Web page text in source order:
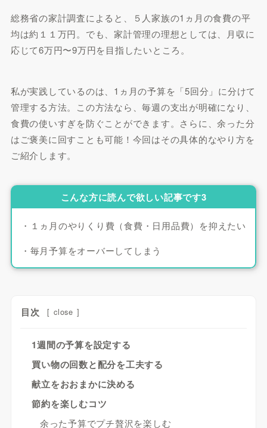
総務省の家計調査によると、５人家族の1ヵ月の食費の平
均は約１１万円。でも、家計管理の理想としては、月収に
応じて6万円〜9万円を目指したいところ。
私が実践しているのは、1ヵ月の予算を「5回分」に分けて
管理する方法。この方法なら、毎週の支出が明確になり、
食費の使いすぎを防ぐことができます。さらに、余った分
はご褒美に回すことも可能！今回はその具体的なやり方を
ご紹介します。
こんな方に読んで欲しい記事です3
・１ヵ月のやりくり費（食費・日用品費）を抑えたい
・毎月予算をオーバーしてしまう
目次 [ close ]
1週間の予算を設定する
買い物の回数と配分を工夫する
献立をおおまかに決める
節約を楽しむコツ
余った予算でプチ贅沢を楽しむ